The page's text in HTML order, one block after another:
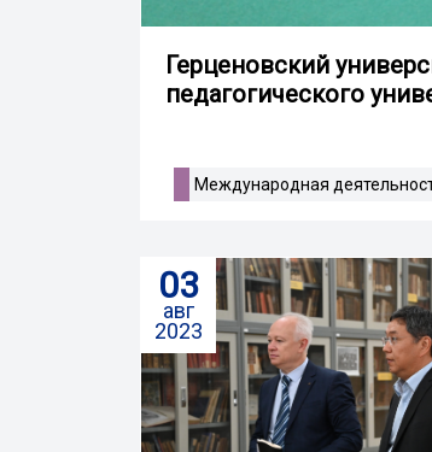
Герценовский
педагогического
Международная
03
авг
2023